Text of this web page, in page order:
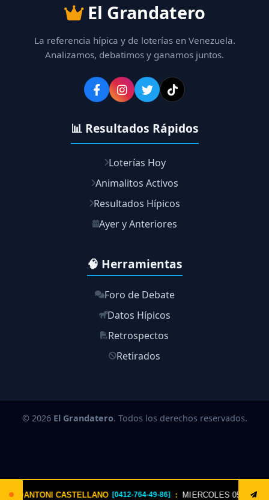
El Grandatero
La referencia hípica y de loterías en Venezuela.
Analizamos, debatimos y ganamos juntos.
📊 Resultados Rápidos
Loterías Hoy
Animalitos Activos
Resultados Hípicos
Ayer y Anteriores
🧠 Herramientas
Foro de Debate
Datos Hípicos
Retrospectos
Retirados
© 2026 El Grandatero. Todos los derechos reservados.
MIERCOLES 05 AGOSTO. Envía: LOTERIA al 8621 un solo triple